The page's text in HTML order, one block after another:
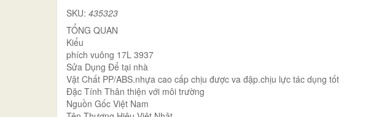
SKU: 435323
TỔNG QUAN
Kiểu
phích vuông 17L 3937
Sửa Dụng Để tại nhà
Vật Chất PP/ABS.nhựa cao cấp chịu được va đập.chịu lực tác dụng tốt
Đặc Tính Thân thiện với môi trường
Nguồn Gốc Việt Nam